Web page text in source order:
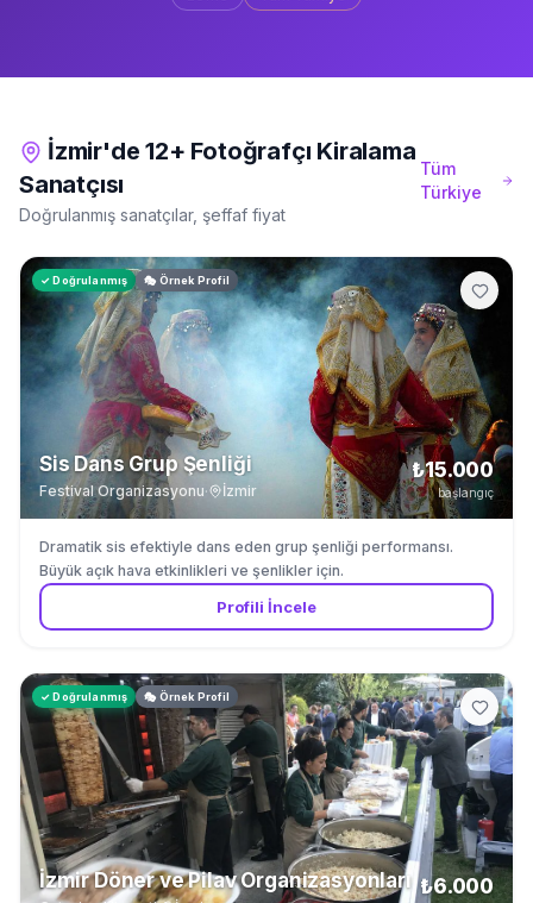
İzmir'de 12+ Fotoğrafçı Kiralama
Sanatçısı
Doğrulanmış sanatçılar, şeffaf fiyat
Tüm
Türkiye
✓ Doğrulanmış 🎭 Örnek Profil
Sis Dans Grup Şenliği
Festival Organizasyonu· İzmir
₺15.000
başlangıç
Dramatik sis efektiyle dans eden grup şenliği performansı.
Büyük açık hava etkinlikleri ve şenlikler için.
Profili İncele
✓ Doğrulanmış 🎭 Örnek Profil
İzmir Döner ve Pilav Organizasyonları ₺6.000